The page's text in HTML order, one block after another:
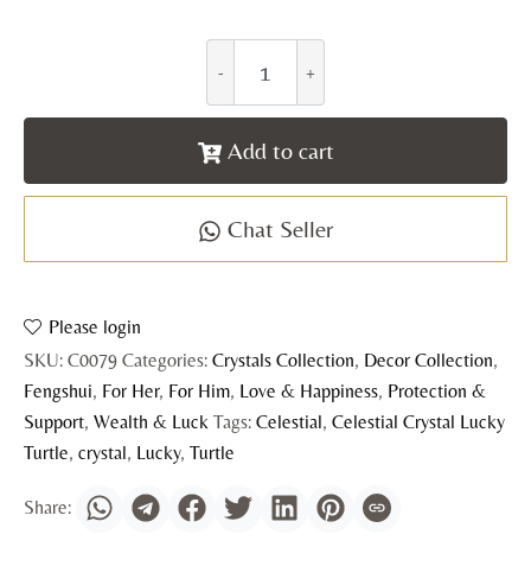
Add to cart
Chat Seller
Please login
SKU: C0079 Categories: Crystals Collection, Decor Collection,
Fengshui, For Her, For Him, Love & Happiness, Protection &
Support, Wealth & Luck Tags: Celestial, Celestial Crystal Lucky
Turtle, crystal, Lucky, Turtle